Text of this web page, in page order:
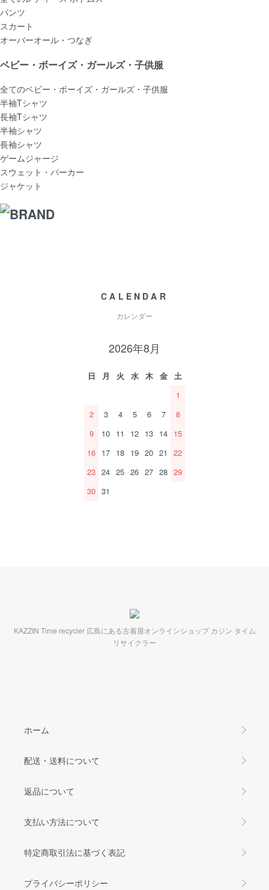
パンツ
スカート
オーバーオール・つなぎ
ベビー・ボーイズ・ガールズ・子供服
全てのベビー・ボーイズ・ガールズ・子供服
半袖Tシャツ
長袖Tシャツ
半袖シャツ
長袖シャツ
ゲームジャージ
スウェット・パーカー
ジャケット
CALENDAR
カレンダー
2026年8月
日 月 火 水 木 金
土
1
2
3 4 5 6 7
8
9
10 11 12 13 14 15
16 17 18 19 20 21
22
23 24 25 26 27 28 29
30 31
KAZZIN Time recycler 広島にある古着屋オンラインショップ カジン タイム
リサイクラー
ホーム
配送・送料について
返品について
支払い方法について
特定商取引法に基づく表記
プライバシーポリシー